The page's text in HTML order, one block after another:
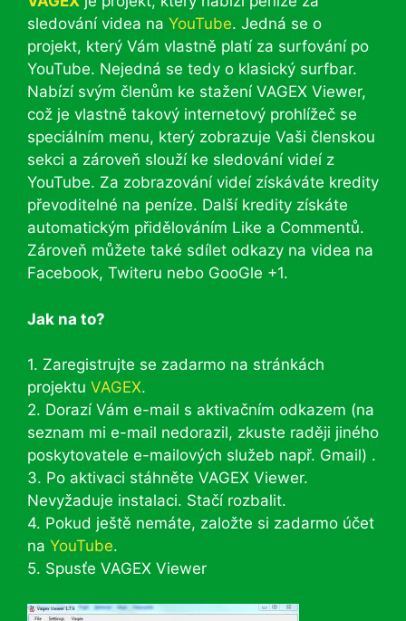
sledování videa na YouTube. Jedná se o
projekt, který Vám vlastně platí za surfování po
YouTube. Nejedná se tedy o klasický surfbar.
Nabízí svým členům ke stažení VAGEX Viewer,
což je vlastně takový internetový prohlížeč se
speciálním menu, který zobrazuje Vaši členskou
sekci a zároveň slouží ke sledování videí z
YouTube. Za zobrazování videí získáváte kredity
převoditelné na peníze. Další kredity získáte
automatickým přidělováním Like a Commentů.
Zároveň můžete také sdílet odkazy na videa na
Facebook, Twiteru nebo GooGle +1.
Jak na to?
1. Zaregistrujte se zadarmo na stránkách
projektu VAGEX.
2. Dorazí Vám e-mail s aktivačním odkazem (na
seznam mi e-mail nedorazil, zkuste raději jiného
poskytovatele e-mailových služeb např. Gmail) .
3. Po aktivaci stáhněte VAGEX Viewer.
Nevyžaduje instalaci. Stačí rozbalit.
4. Pokud ještě nemáte, založte si zadarmo účet
na YouTube.
5. Spusťe VAGEX Viewer